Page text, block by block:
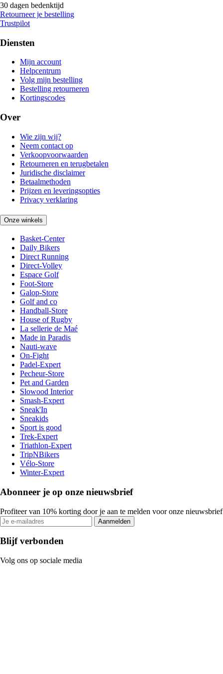
30 dagen bedenktijd
Retourneer je bestelling
Trustpilot
Diensten
Mijn account
Helpcentrum
Volg mijn bestelling
Bestelling retourneren
Kortingscodes
Over
Wie zijn wij?
Neem contact op
Verkoopvoorwaarden
Retourneren en terugbetalen
Juridische disclaimer
Betaalmethoden
Prijzen en leveringsopties
Privacy verklaring
Onze winkels
Basket-Center
Daily Bikers
Direct Running
Direct-Volley
Espace Golf
Foot-Store
Galop-Store
Golf and co
Handball-Store
House of Rugby
La sellerie de Maé
Made in Paradis
Nauti-wave
On-Fight
Padel-Expert
Pecheur-Store
Pet and Garden
Slowood Interior
Smash-Expert
Sneak'In
Sneakids
Sport is good
Trek-Expert
Triathlon-Expert
TripNBikers
Vélo-Store
Winter-Expert
Abonneer je op onze nieuwsbrief
Profiteer van 10% korting door je aan te melden voor onze nieuwsbrief
Aanmelden
Blijf verbonden
Volg ons op sociale media